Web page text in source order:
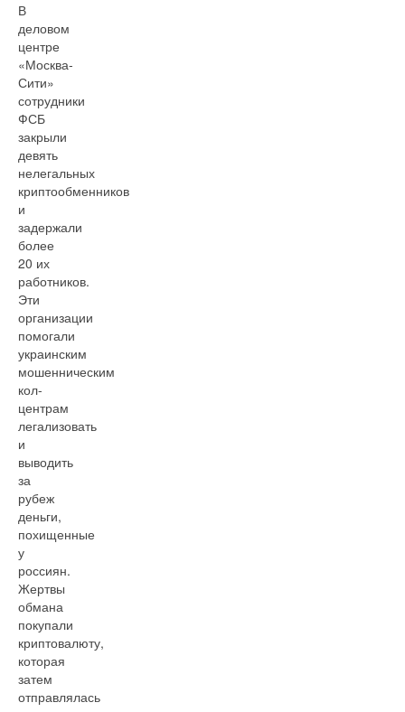
В
деловом
центре
«Москва-
Сити»
сотрудники
ФСБ
закрыли
девять
нелегальных
криптообменников
и
задержали
более
20 их
работников.
Эти
организации
помогали
украинским
мошенническим
кол-
центрам
легализовать
и
выводить
за
рубеж
деньги,
похищенные
у
россиян.
Жертвы
обмана
покупали
криптовалюту,
которая
затем
отправлялась